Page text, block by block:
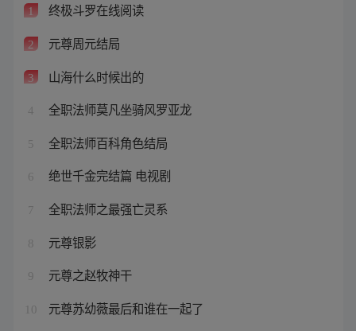
1 终极斗罗在线阅读
2 元尊周元结局
3 山海什么时候出的
4 全职法师莫凡坐骑风罗亚龙
5 全职法师百科角色结局
6 绝世千金完结篇 电视剧
7 全职法师之最强亡灵系
8 元尊银影
9 元尊之赵牧神干
10 元尊苏幼薇最后和谁在一起了